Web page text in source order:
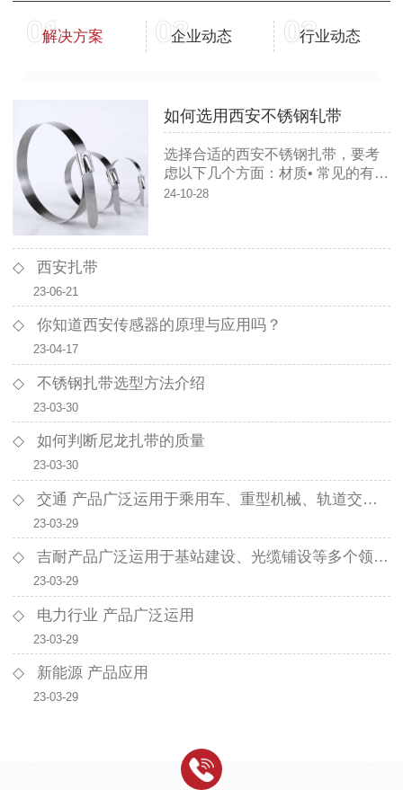
01解决方案 02企业动态 03行业动态
如何选用西安不锈钢轧带
选择合适的西安不锈钢扎带，要考
虑以下几个方面：材质• 常见的有
304和316不锈钢。304不锈钢适用
腐蚀性更强，适合在恶劣的环境中
24-10-28
西安扎带
23-06-21
你知道西安传感器的原理与应用吗？
23-04-17
不锈钢扎带选型方法介绍
23-03-30
如何判断尼龙扎带的质量
23-03-30
交通 产品广泛运用于乘用车、重型机械、轨道交通、新能源汽车等多个领域。
23-03-29
吉耐产品广泛运用于基站建设、光缆铺设等多个领域。
23-03-29
电力行业 产品广泛运用
23-03-29
新能源 产品应用
23-03-29